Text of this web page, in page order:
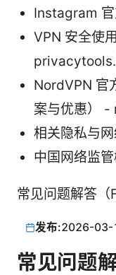
Instagram
VPN 安全使
NordVPN 官
案与优惠）
相关隐私与
中国网络监
常见问题解答（
发布:2026-03-
常见问题